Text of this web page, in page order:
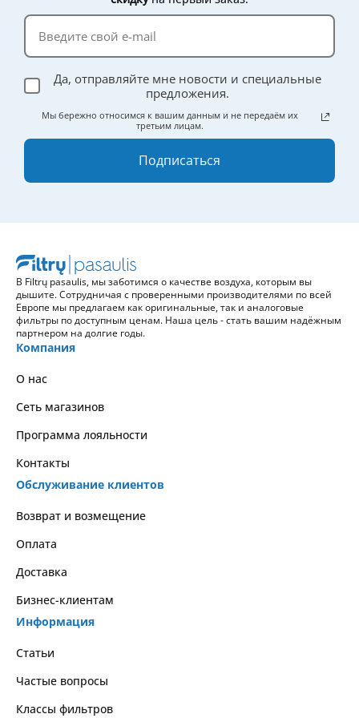
Да, отправляйте мне новости и специальные
предложения.
Мы бережно относимся к вашим данным и не передаём их
третьим лицам.
Подписаться
В Filtrų pasaulis, мы заботимся о качестве воздуха, которым вы
дышите. Сотрудничая с проверенными производителями по всей
Европе мы предлагаем как оригинальные, так и аналоговые
фильтры по доступным ценам. Наша цель - стать вашим надёжным
партнером на долгие годы.
Компания
О нас
Сеть магазинов
Программа лояльности
Контакты
Обслуживание клиентов
Возврат и возмещение
Оплата
Доставка
Бизнес-клиентам
Информация
Статьи
Частые вопросы
Классы фильтров